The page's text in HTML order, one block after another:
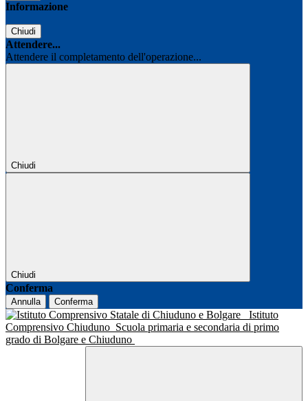
Informazione
Chiudi
Attendere...
Attendere il completamento dell'operazione...
Chiudi
Chiudi
Conferma
Annulla Conferma
Istituto
Comprensivo Chiuduno Scuola primaria e secondaria di primo
grado di Bolgare e Chiuduno